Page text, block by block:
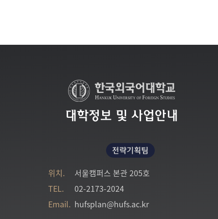
대학정보 및 사업안내
전략기획팀
위치.
서울캠퍼스 본관 205호
TEL.
02-2173-2024
Email. hufsplan@hufs.ac.kr